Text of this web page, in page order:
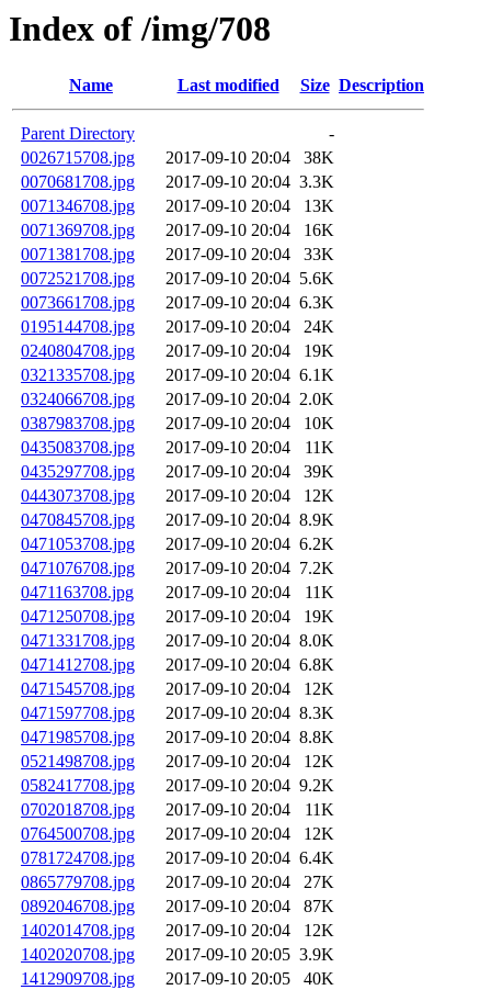
Index of /img/708
Name Last modified Size Description
Parent Directory
-
0026715708.jpg
2017-09-10 20:04
38K
0070681708.jpg
2017-09-10 20:04 3.3K
0071346708.jpg
2017-09-10 20:04
13K
0071369708.jpg
2017-09-10 20:04
16K
0071381708.jpg
2017-09-10 20:04
33K
0072521708.jpg
2017-09-10 20:04 5.6K
0073661708.jpg
2017-09-10 20:04 6.3K
0195144708.jpg
2017-09-10 20:04
24K
0240804708.jpg
2017-09-10 20:04
19K
0321335708.jpg
2017-09-10 20:04 6.1K
0324066708.jpg
2017-09-10 20:04 2.0K
0387983708.jpg
2017-09-10 20:04
10K
0435083708.jpg
2017-09-10 20:04
11K
0435297708.jpg
2017-09-10 20:04
39K
0443073708.jpg
2017-09-10 20:04
12K
0470845708.jpg
2017-09-10 20:04 8.9K
0471053708.jpg
2017-09-10 20:04 6.2K
0471076708.jpg
2017-09-10 20:04 7.2K
0471163708.jpg
2017-09-10 20:04
11K
0471250708.jpg
2017-09-10 20:04
19K
0471331708.jpg
2017-09-10 20:04 8.0K
0471412708.jpg
2017-09-10 20:04 6.8K
0471545708.jpg
2017-09-10 20:04
12K
0471597708.jpg
2017-09-10 20:04 8.3K
0471985708.jpg
2017-09-10 20:04 8.8K
0521498708.jpg
2017-09-10 20:04
12K
0582417708.jpg
2017-09-10 20:04 9.2K
0702018708.jpg
2017-09-10 20:04
11K
0764500708.jpg
2017-09-10 20:04
12K
0781724708.jpg
2017-09-10 20:04 6.4K
0865779708.jpg
2017-09-10 20:04
27K
0892046708.jpg
2017-09-10 20:04
87K
1402014708.jpg
2017-09-10 20:04
12K
1402020708.jpg
2017-09-10 20:05 3.9K
1412909708.jpg
2017-09-10 20:05
40K